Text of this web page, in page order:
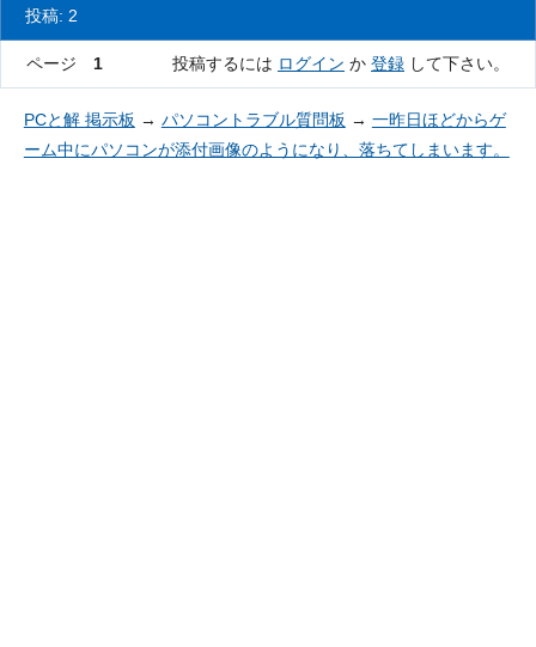
投稿: 2
ページ 1 投稿するには ログイン か 登録 して下さい。
PCと解 掲示板 → パソコントラブル質問板 → 一昨日ほどからゲ
ーム中にパソコンが添付画像のようになり、落ちてしまいます。